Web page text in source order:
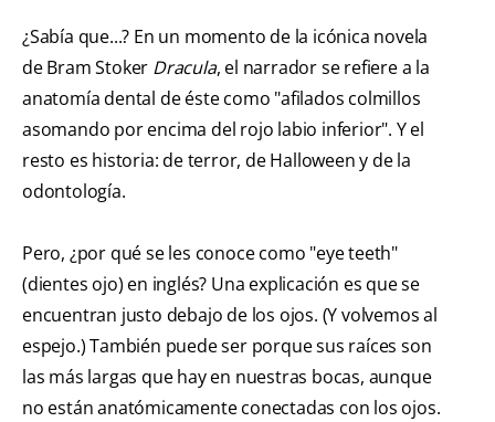
¿Sabía que...? En un momento de la icónica novela
de Bram Stoker Dracula, el narrador se refiere a la
anatomía dental de éste como "afilados colmillos
asomando por encima del rojo labio inferior". Y el
resto es historia: de terror, de Halloween y de la
odontología.
Pero, ¿por qué se les conoce como "eye teeth"
(dientes ojo) en inglés? Una explicación es que se
encuentran justo debajo de los ojos. (Y volvemos al
espejo.) También puede ser porque sus raíces son
las más largas que hay en nuestras bocas, aunque
no están anatómicamente conectadas con los ojos.